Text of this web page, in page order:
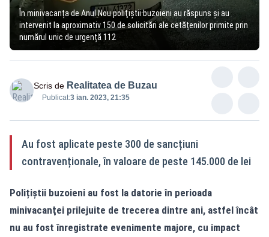
În minivacanța de Anul Nou poliţiştii buzoieni au răspuns şi au
intervenit la aproximativ 150 de solicitări ale cetățenilor primite prin
numărul unic de urgență 112
Scris de Realitatea de Buzau
Publicat:3 ian. 2023, 21:35
Au fost aplicate peste 300 de sancțiuni
contravenționale, în valoare de peste 145.000 de lei
Polițiştii buzoieni au fost la datorie în perioada
minivacanţei prilejuite de trecerea dintre ani, astfel încât
nu au fost înregistrate evenimente majore, cu impact